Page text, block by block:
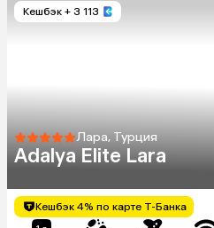
Кешбэк + 3 113
Лара, Турция
Adalya Elite Lara
Кешбэк 4% по карте Т-Банка